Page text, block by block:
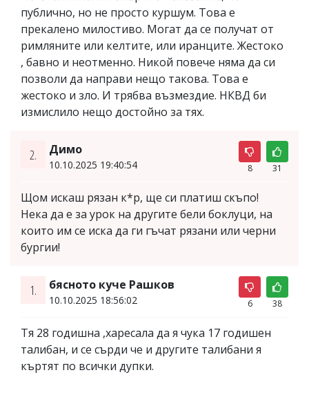
публично, но не просто куршум. Това е
прекалено милостиво. Могат да се получат от
римляните или келтите, или иранците. Жестоко
, бавно и неотменно. Никой повече няма да си
позволи да направи нещо такова. Това е
жестоко и зло. И трябва възмездие. НКВД би
измислило нещо достойно за тях.
2. Димо
10.10.2025 19:40:54 8 31
Щом искаш рязан к*р, ще си платиш скъпо!
Нека да е за урок на другите бели боклуци, на
които им се иска да ги гъчат рязани или черни
бургии!
1. бясното куче Рашков
10.10.2025 18:56:02 6 38
Тя 28 годишна ,харесала да я чука 17 годишен
талибан, и се сърди че и другите талибани я
къртят по всички дупки.